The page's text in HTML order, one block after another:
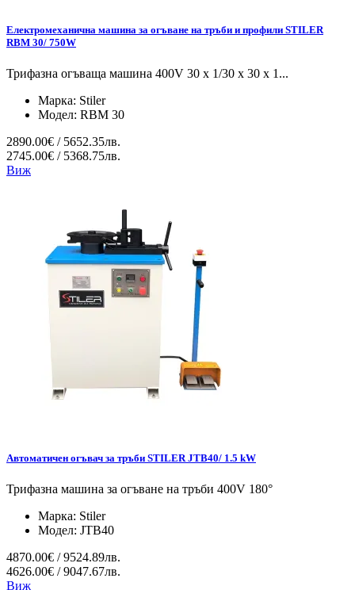
Електромеханична машина за огъване на тръби и профили STILER
RBM 30/ 750W
Трифазна огъваща машина 400V 30 x 1/30 x 30 x 1...
Марка: Stiler
Модел: RBM 30
2890.00€ / 5652.35лв.
2745.00€ / 5368.75лв.
Виж
Автоматичен огъвач за тръби STILER JTB40/ 1.5 kW
Трифазна машина за огъване на тръби 400V 180°
Марка: Stiler
Модел: JTB40
4870.00€ / 9524.89лв.
4626.00€ / 9047.67лв.
Виж